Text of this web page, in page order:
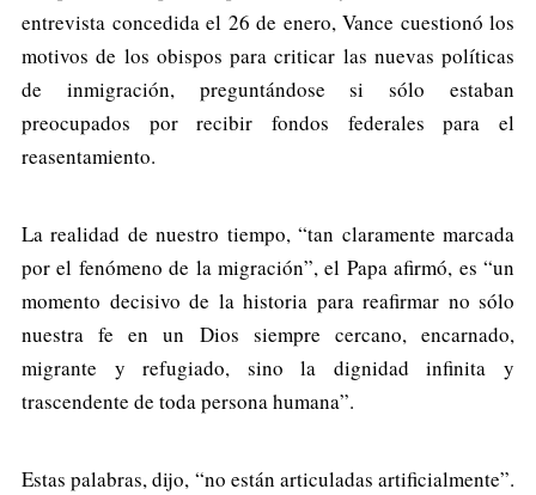
entrevista concedida el 26 de enero, Vance cuestionó los
motivos de los obispos para criticar las nuevas políticas
de inmigración, preguntándose si sólo estaban
preocupados por recibir fondos federales para el
reasentamiento.
La realidad de nuestro tiempo, “tan claramente marcada
por el fenómeno de la migración”, el Papa afirmó, es “un
momento decisivo de la historia para reafirmar no sólo
nuestra fe en un Dios siempre cercano, encarnado,
migrante y refugiado, sino la dignidad infinita y
trascendente de toda persona humana”.
Estas palabras, dijo, “no están articuladas artificialmente”.